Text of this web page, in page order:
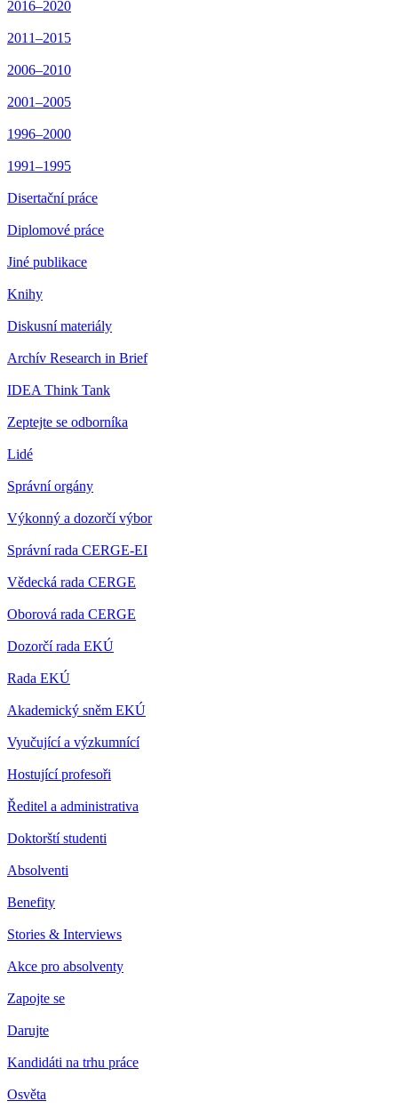
2016–2020
2011–2015
2006–2010
2001–2005
1996–2000
1991–1995
Disertační práce
Diplomové práce
Jiné publikace
Knihy
Diskusní materiály
Archív Research in Brief
IDEA Think Tank
Zeptejte se odborníka
Lidé
Správní orgány
Výkonný a dozorčí výbor
Správní rada CERGE-EI
Vědecká rada CERGE
Oborová rada CERGE
Dozorčí rada EKÚ
Rada EKÚ
Akademický sněm EKÚ
Vyučující a výzkumnící
Hostující profesoři
Ředitel a administrativa
Doktorští studenti
Absolventi
Benefity
Stories & Interviews
Akce pro absolventy
Zapojte se
Darujte
Kandidáti na trhu práce
Osvěta